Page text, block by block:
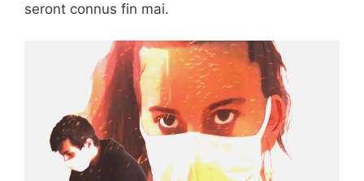
seront connus fin mai.